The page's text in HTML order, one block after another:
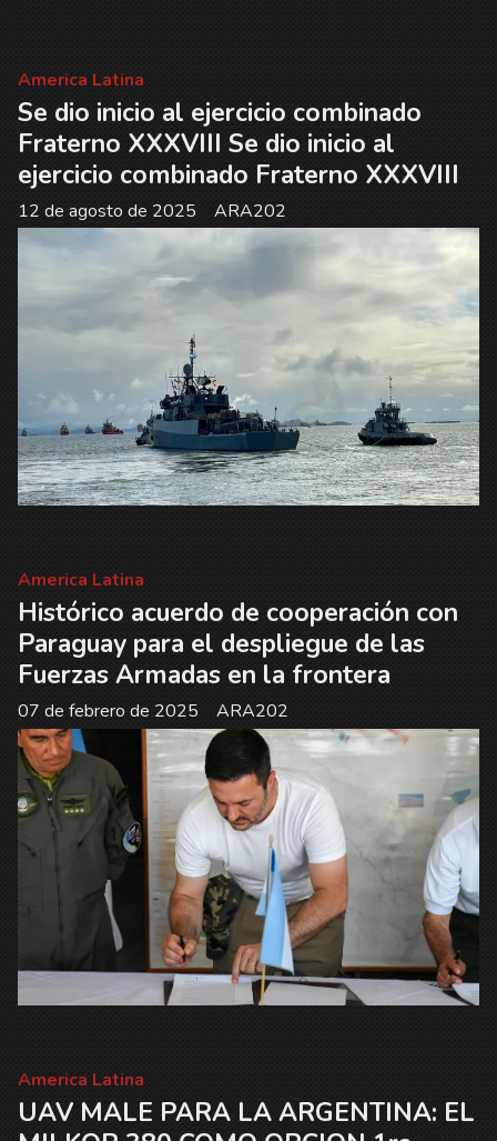
Se dio inicio al ejercicio combinado
Fraterno XXXVIII Se dio inicio al
ejercicio combinado Fraterno XXXVIII
ARA202
America Latina
12 de agosto de 2025
Histórico acuerdo de cooperación con
Paraguay para el despliegue de las
Fuerzas Armadas en la frontera
ARA202
America Latina
07 de febrero de 2025
UAV MALE PARA LA ARGENTINA: EL
America Latina